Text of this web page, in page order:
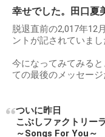
幸せでした。田口夏
脱退直前の2,017年12
ントが記されていまし
今になってみてみる
ての最後のメッセージ
ついに昨日
こぶしファクトリー
～Songs For You～